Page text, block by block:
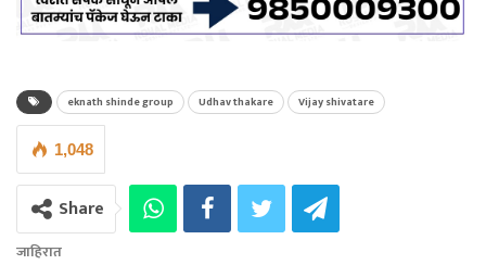
eknath shinde group Udhav thakare Vijay shivatare
1,048
Share
जाहिरात